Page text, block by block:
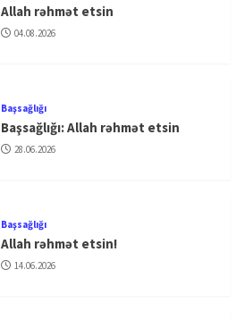
Allah rəhmət etsin
04.08.2026
Başsağlığı
Başsağlığı: Allah rəhmət etsin
28.06.2026
Başsağlığı
Allah rəhmət etsin!
14.06.2026